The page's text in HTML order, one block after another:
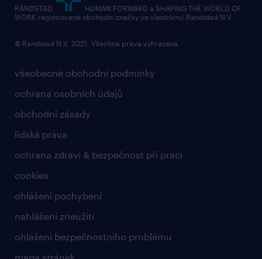
všeobecné obchodní podmínky
ochrana osobních údajů
obchodní zásady
lidská práva
ochrana zdraví & bezpečnost při práci
cookies
ohlášení pochybení
nahlášení zneužití
ohlášení bezpečnostního problému
RANDSTAD,
, HUMAN FORWARD a SHAPING THE WORLD OF
WORK registrované obchodní značky ve vlastnictví Randstad N.V.
© Randstad N.V. 2021. Všechna práva vyhrazena.